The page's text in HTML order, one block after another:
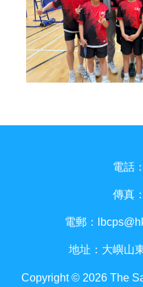
電話
傳真
電郵：
地址：大嶼山
Copyright © 2026 The